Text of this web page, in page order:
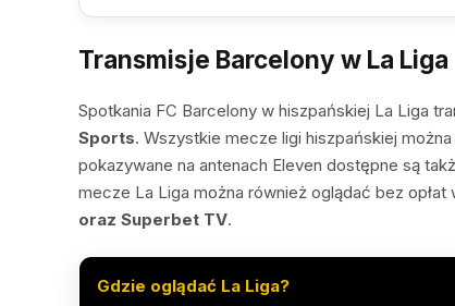
Transmisje Barcelony w La Liga
Spotkania FC Barcelony w hiszpańskiej La Liga
Sports. Wszystkie mecze ligi hiszpańskiej
pokazywane na antenach Eleven dostępne są
mecze La Liga można również oglądać bez
oraz Superbet TV.
Gdzie oglądać La Liga?